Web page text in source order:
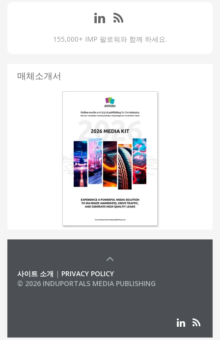
155,000+ IMP 팔로워와 함께 하세요.
매체소개서
사이트 소개 | PRIVACY POLICY
© 2026 INDUPORTALS MEDIA PUBLISHING